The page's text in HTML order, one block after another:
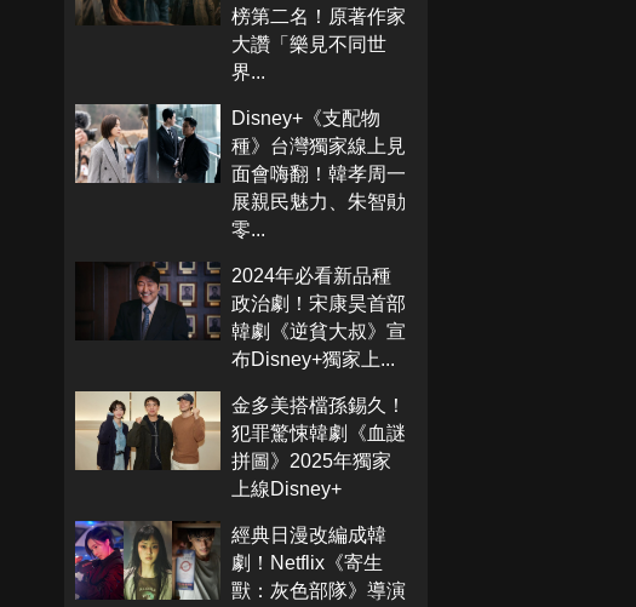
榜第二名！原著作家
大讚「樂見不同世
界...
Disney+《支配物
種》台灣獨家線上見
面會嗨翻！韓孝周一
展親民魅力、朱智勛
零...
2024年必看新品種
政治劇！宋康昊首部
韓劇《逆貧大叔》宣
布Disney+獨家上...
金多美搭檔孫錫久！
犯罪驚悚韓劇《血謎
拼圖》2025年獨家
上線Disney+
經典日漫改編成韓
劇！Netflix《寄生
獸：灰色部隊》導演